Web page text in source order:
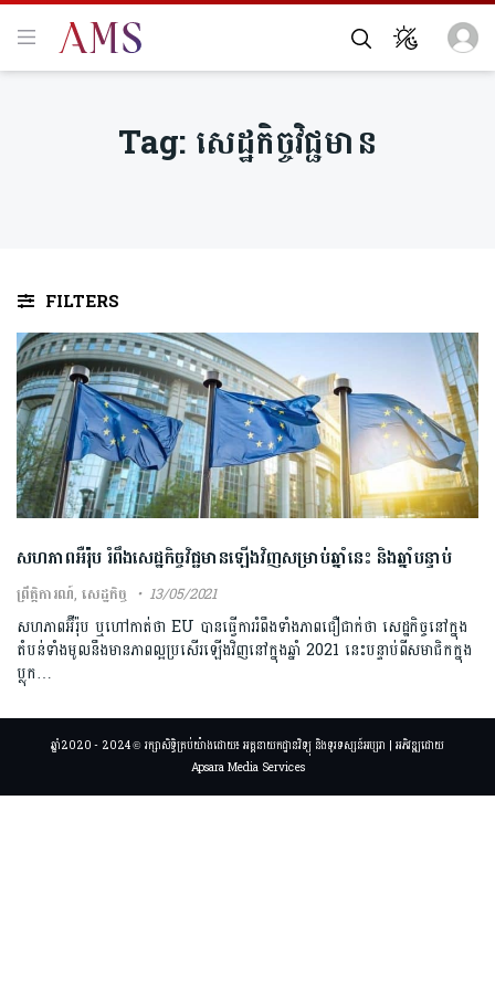
Tag:សេដ្ឋកិច្ចវិជ្ជមាន
FILTERS
សហភាពអឺរ៉ុប រំពឹងសេដ្ឋកិច្ចវិជ្ជមានឡើងវិញសម្រាប់ឆ្នាំនេះ និងឆ្នាំបន្ទាប់
ព្រឹត្តិការណ៍,សេដ្ឋកិច្ច 13/05/2021
សហភាពអ៊ឺរ៉ុប ឬហៅកាត់ថា EU បានធ្វើការរំពឹងទាំងភាពជឿជាក់ថា សេដ្ឋកិច្ចនៅក្នុង
តំបន់ទាំងមូលនឹងមានភាពល្អប្រសើរឡើងវិញនៅក្នុងឆ្នាំ 2021 នេះបន្ទាប់ពីសមាជិកក្នុង
ប្លុក…
ឆ្នាំ2020 - 2024 © រក្សាសិទ្ធិគ្រប់យ៉ាងដោយ៖ អគ្គនាយកដ្ឋានវិទ្យុ និងទូរទស្សន៍អប្សរា | អភិវឌ្ឍដោយ
Apsara Media Services